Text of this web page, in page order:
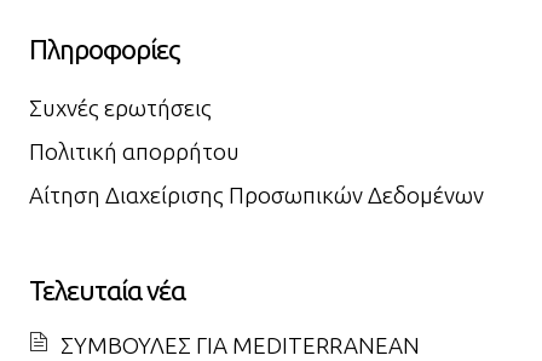
Πληροφορίες
Συχνές ερωτήσεις
Πολιτική απορρήτου
Αίτηση Διαχείρισης Προσωπικών Δεδομένων
Τελευταία νέα
ΣΥΜΒΟΥΛΕΣ ΓΙΑ MEDITERRANEAN